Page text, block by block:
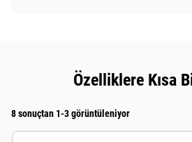
Özelliklere Kısa
8 sonuçtan 1-3 görüntüleniyor